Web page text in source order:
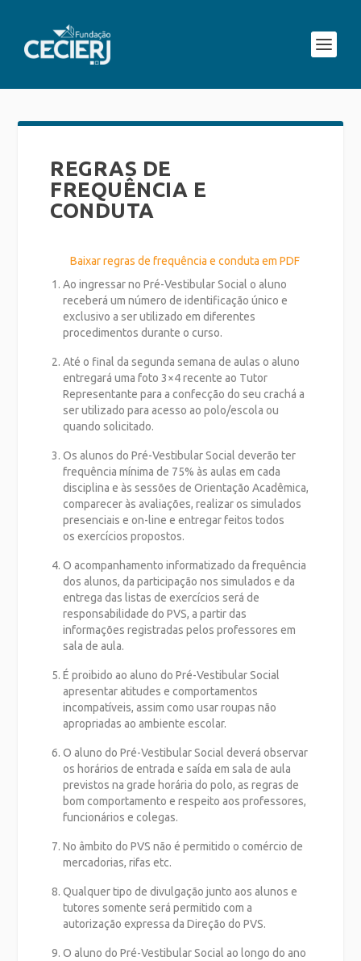
REGRAS DE
FREQUÊNCIA E
CONDUTA
Baixar regras de frequência e conduta em PDF
Ao ingressar no Pré-Vestibular Social o aluno
receberá um número de identificação único e
exclusivo a ser utilizado em diferentes
procedimentos durante o curso.
Até o final da segunda semana de aulas o aluno
entregará uma foto 3×4 recente ao Tutor
Representante para a confecção do seu crachá a
ser utilizado para acesso ao polo/escola ou
quando solicitado.
Os alunos do Pré-Vestibular Social deverão ter
frequência mínima de 75% às aulas em cada
disciplina e às sessões de Orientação Acadêmica,
comparecer às avaliações, realizar os simulados
presenciais e on-line e entregar feitos todos
os exercícios propostos.
O acompanhamento informatizado da frequência
dos alunos, da participação nos simulados e da
entrega das listas de exercícios será de
responsabilidade do PVS, a partir das
informações registradas pelos professores em
sala de aula.
É proibido ao aluno do Pré-Vestibular Social
apresentar atitudes e comportamentos
incompatíveis, assim como usar roupas não
apropriadas ao ambiente escolar.
O aluno do Pré-Vestibular Social deverá observar
os horários de entrada e saída em sala de aula
previstos na grade horária do polo, as regras de
bom comportamento e respeito aos professores,
funcionários e colegas.
No âmbito do PVS não é permitido o comércio de
mercadorias, rifas etc.
Qualquer tipo de divulgação junto aos alunos e
tutores somente será permitido com a
autorização expressa da Direção do PVS.
O aluno do Pré-Vestibular Social ao longo do ano